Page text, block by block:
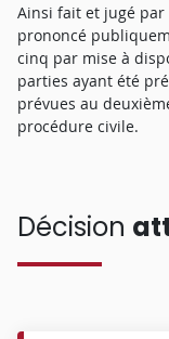
Ainsi fait et jugé par
prononcé
cinq par mise à
parties ayant été
prévues au
procédure civile.
Décision